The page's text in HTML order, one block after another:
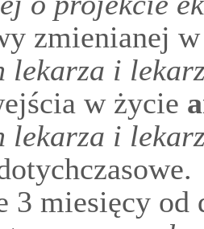
zmienianej w
lekarza i
w życie
lekarza i
3 miesięcy od